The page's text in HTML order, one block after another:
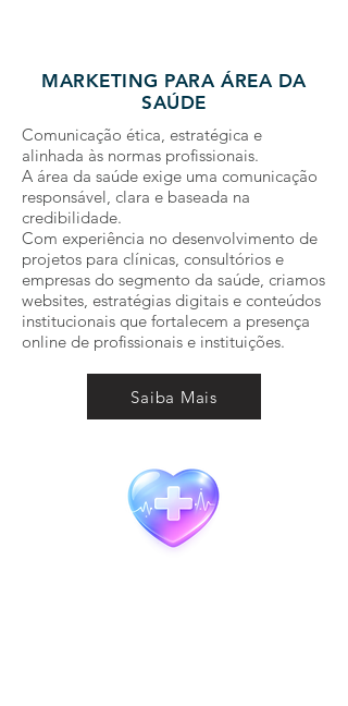
MARKETING PARA ÁREA DA
SAÚDE
Comunicação ética, estratégica e
alinhada às normas profissionais.
A área da saúde exige uma comunicação
responsável, clara e baseada na
credibilidade.
Com experiência no desenvolvimento de
projetos para clínicas, consultórios e
empresas do segmento da saúde, criamos
websites, estratégias digitais e conteúdos
institucionais que fortalecem a presença
online de profissionais e instituições.
Saiba Mais